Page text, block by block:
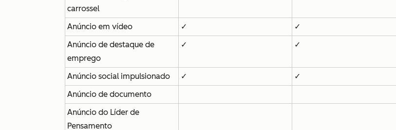
carrossel
Anúncio em vídeo ✓
✓
Anúncio de destaque de
emprego
✓ ✓
Anúncio social impulsionado ✓
✓
Anúncio de documento
Anúncio do Líder de
Pensamento